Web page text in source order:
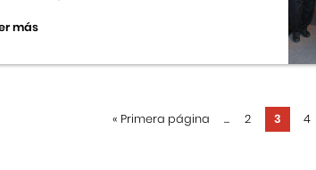
más
« Primera página ... 2 3 4